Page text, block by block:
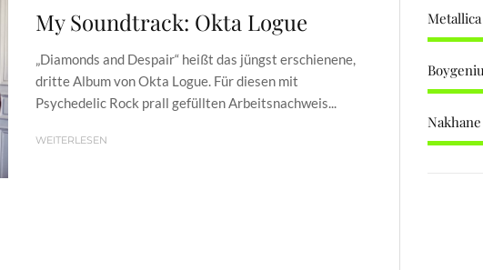
My Soundtrack: Okta Logue
„Diamonds and Despair“ heißt das jüngst erschienene,
dritte Album von Okta Logue. Für diesen mit
Psychedelic Rock prall gefüllten Arbeitsnachweis...
WEITERLESEN